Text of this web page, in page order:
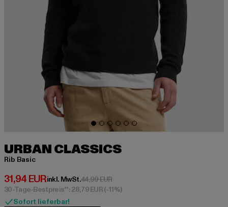
URBAN CLASSICS
Rib Basic
31,94 EUR
Derzeitiger Preis: 31,94 EUR
inkl. MwSt.44,99 EURAktionspreis: 44,99 EUR
30-Tage-Bestpreis**: 28,79 EUR(-11%)
Sofort lieferbar!